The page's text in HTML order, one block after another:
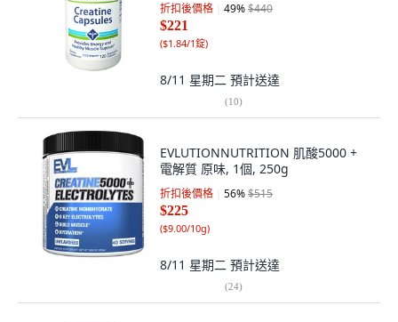
折扣後價格 49%$440
$221
($1.84/1錠)
8/11 星期二 預計送達
(10)
EVLUTIONNUTRITION 肌酸5000 +
電解質 原味, 1個, 250g
折扣後價格 56%$515
$225
($9.00/10g)
8/11 星期二 預計送達
(24)